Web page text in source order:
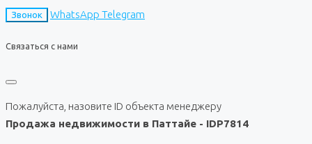
Звонок WhatsApp Telegram
Связаться с нами
Пожалуйста, назовите ID объекта менеджеру
Продажа недвижимости в Паттайе - IDP7814